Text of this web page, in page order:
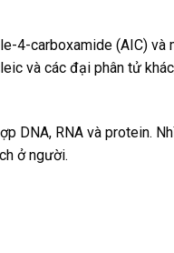
carboxamide (AIC)
và các đại phân tử
DNA, RNA và protein.
ở người.